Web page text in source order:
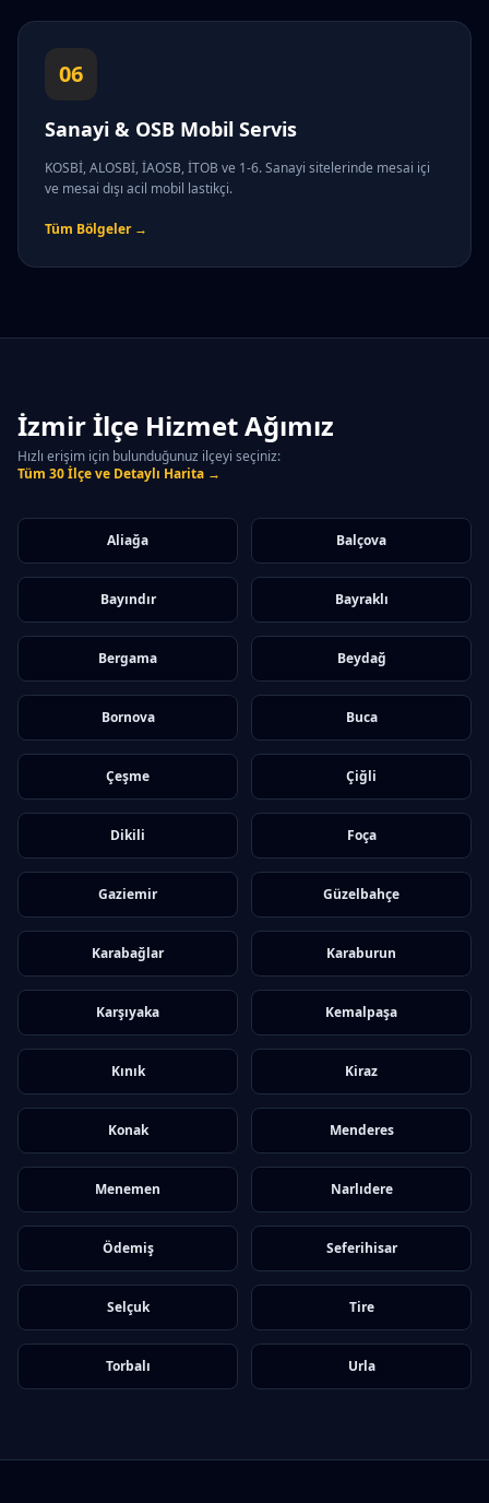
06
Sanayi & OSB Mobil Servis
KOSBİ, ALOSBİ, İAOSB, İTOB ve 1-6. Sanayi sitelerinde mesai içi
ve mesai dışı acil mobil lastikçi.
Tüm Bölgeler →
İzmir İlçe Hizmet Ağımız
Hızlı erişim için bulunduğunuz ilçeyi seçiniz:
Tüm 30 İlçe ve Detaylı Harita →
Aliağa Balçova
Bayındır Bayraklı
Bergama Beydağ
Bornova Buca
Çeşme Çiğli
Dikili Foça
Gaziemir Güzelbahçe
Karabağlar Karaburun
Karşıyaka Kemalpaşa
Kınık Kiraz
Konak Menderes
Menemen Narlıdere
Ödemiş Seferihisar
Selçuk Tire
Torbalı Urla